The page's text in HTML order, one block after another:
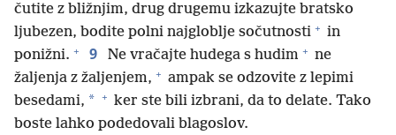
čutite z bližnjim, drug drugemu izkazujte bratsko
ljubezen, bodite polni najgloblje sočutnosti + in
ponižni. + 9 Ne vračajte hudega s hudim + ne
žaljenja z žaljenjem, + ampak se odzovite z lepimi
besedami, * + ker ste bili izbrani, da to delate. Tako
boste lahko podedovali blagoslov.